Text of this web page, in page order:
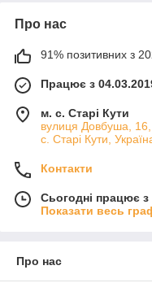
Про нас
91% позитивних з
Працює з
м. с. Старі Кути
вулиця Довбуша, 16,
с. Старі Кути,
Контакти
Сьогодні працює
Показати весь
Про нас